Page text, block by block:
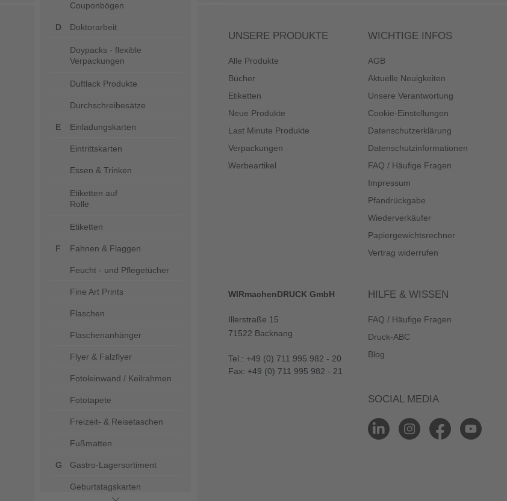
Couponbögen
Doktorarbeit
Doypacks - flexible
Verpackungen
Duftlack Produkte
Durchschreibesätze
Einladungskarten
Eintrittskarten
Essen & Trinken
Etiketten auf
Rolle
Etiketten
Fahnen & Flaggen
Feucht - und Pflegetücher
Fine Art Prints
Flaschen
Flaschenanhänger
Flyer & Falzflyer
Fotoleinwand / Keilrahmen
Fototapete
Freizeit- & Reisetaschen
Fußmatten
Gastro-Lagersortiment
Geburtstagskarten
UNSERE PRODUKTE
Alle Produkte
Bücher
Etiketten
Neue Produkte
Last Minute Produkte
Verpackungen
Werbeartikel
WICHTIGE INFOS
AGB
Aktuelle Neuigkeiten
Unsere Verantwortung
Cookie-Einstellungen
Datenschutzerklärung
Datenschutzinformationen
FAQ / Häufige Fragen
Impressum
Pfandrückgabe
Wiederverkäufer
Papiergewichtsrechner
Vertrag widerrufen
WIRmachenDRUCK GmbH
Illerstraße 15
71522 Backnang
Tel.: +49 (0) 711 995 982 - 20
Fax: +49 (0) 711 995 982 - 21
HILFE & WISSEN
FAQ / Häufige Fragen
Druck-ABC
Blog
SOCIAL MEDIA